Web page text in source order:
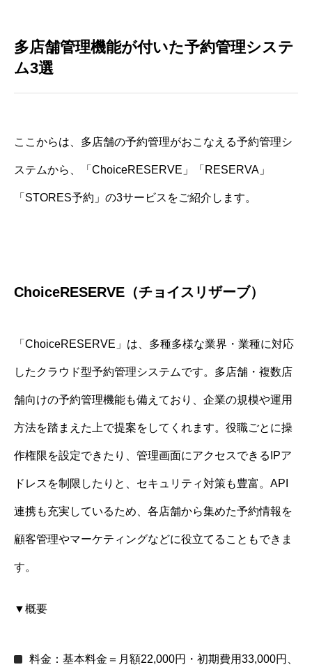
多店舗管理機能が付いた予約管理システ
ム3選
ここからは、多店舗の予約管理がおこなえる予約管理シ
ステムから、「ChoiceRESERVE」「RESERVA」
「STORES予約」の3サービスをご紹介します。
ChoiceRESERVE（チョイスリザーブ）
「ChoiceRESERVE」は、多種多様な業界・業種に対応
したクラウド型予約管理システムです。多店舗・複数店
舗向けの予約管理機能も備えており、企業の規模や運用
方法を踏まえた上で提案をしてくれます。役職ごとに操
作権限を設定できたり、管理画面にアクセスできるIPア
ドレスを制限したりと、セキュリティ対策も豊富。API
連携も充実しているため、各店舗から集めた予約情報を
顧客管理やマーケティングなどに役立てることもできま
す。
▼概要
料金：基本料金＝月額22,000円・初期費用33,000円、